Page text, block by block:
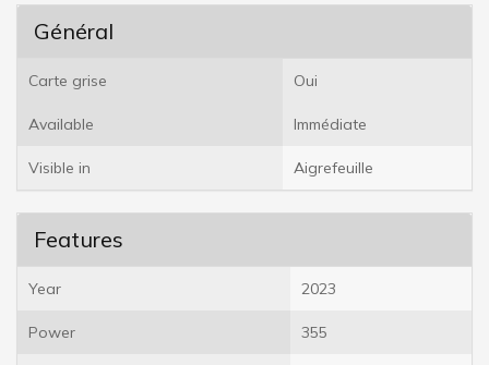
Général
Carte grise Oui
Available Immédiate
Visible in Aigrefeuille
Features
Year 2023
Power 355